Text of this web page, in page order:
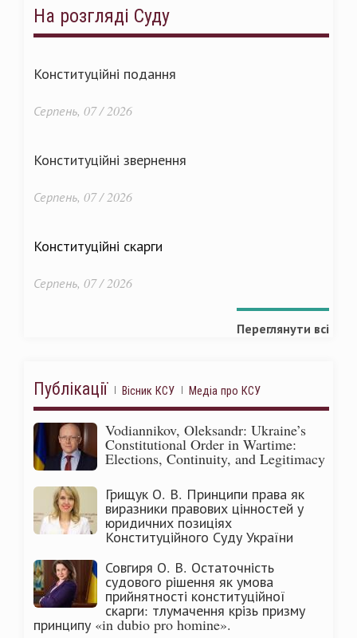
На розгляді Суду
Конституційні подання
Серпень, 07 / 2026
Конституційні звернення
Серпень, 07 / 2026
Конституційні скарги
Серпень, 07 / 2026
Переглянути всі
Публікації Вісник КСУ Медіа про КСУ
Vodiannikov, Oleksandr: Ukraine’s
Constitutional Order in Wartime:
Elections, Continuity, and Legitimacy
Грищук О. В. Принципи права як
виразники правових цінностей у
юридичних позиціях
Конституційного Суду України
Совгиря О. В. Остаточність
судового рішення як умова
прийнятності конституційної
скарги: тлумачення крізь призму
принципу «in dubio pro homine».